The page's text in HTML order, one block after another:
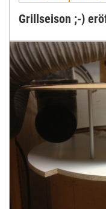
Grillseison ;-)